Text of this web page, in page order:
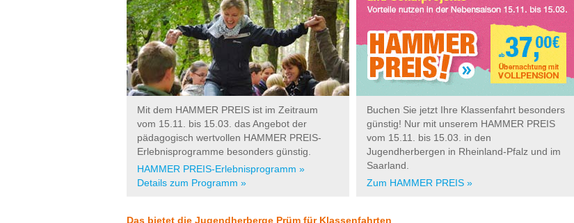
Mit dem HAMMER PREIS ist im Zeitraum
vom 15.11. bis 15.03. das Angebot der
pädagogisch wertvollen HAMMER PREIS-
Erlebnisprogramme besonders günstig.
HAMMER PREIS-Erlebnisprogramm »
Details zum Programm »
Buchen Sie jetzt Ihre Klassenfahrt besonders
günstig! Nur mit unserem HAMMER PREIS
vom 15.11. bis 15.03. in den
Jugendherbergen in Rheinland-Pfalz und im
Saarland.
Zum HAMMER PREIS »
Das bietet die Jugendherberge Prüm für Klassenfahrten